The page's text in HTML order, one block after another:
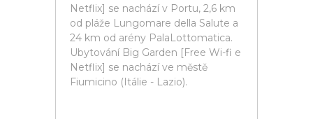
Netflix] se nachází v Portu, 2,6 km
od pláže Lungomare della Salute a
24 km od arény PalaLottomatica.
Ubytování Big Garden [Free Wi-fi e
Netflix] se nachází ve městě
Fiumicino (Itálie - Lazio).